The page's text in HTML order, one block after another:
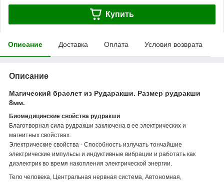
Купить
Описание Доставка Оплата Условия возврата
Описание
Магический браслет из Рударакши. Размер рудракши
8мм.
Биомедицинские свойства рудракши
Благотворная сила рудракши заключена в ее электрических и
магнитных свойствах.
Электрические свойства - Способность излучать тончайшие
электрические импульсы и индуктивные вибрации и работать как
диэлектрик во время накопления электрической энергии.
Тело человека, Центральная нервная система, Автономная,